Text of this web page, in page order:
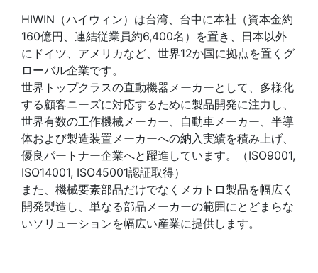
HIWIN（ハイウィン）は台湾、台中に本社（資本金約
160億円、連結従業員約6,400名）を置き、日本以外
にドイツ、アメリカなど、世界12か国に拠点を置くグ
ローバル企業です。
世界トップクラスの直動機器メーカーとして、多様化
する顧客ニーズに対応するために製品開発に注力し、
世界有数の工作機械メーカー、自動車メーカー、半導
体および製造装置メーカーへの納入実績を積み上げ、
優良パートナー企業へと躍進しています。（ISO9001,
ISO14001, ISO45001認証取得）
また、機械要素部品だけでなくメカトロ製品を幅広く
開発製造し、単なる部品メーカーの範囲にとどまらな
いソリューションを幅広い産業に提供します。